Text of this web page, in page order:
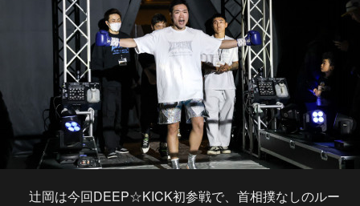
辻岡は今回DEEP☆KICK初参戦で、首相撲なしのルー